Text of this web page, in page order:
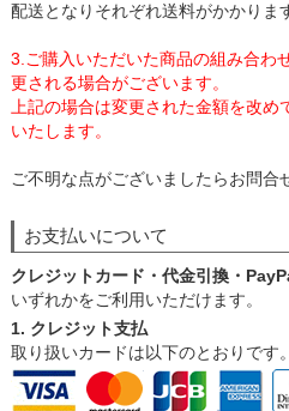
配送となりそれぞれ送料がかかりま
3.ご購入いただいた商品の組み合わ
更される場合がございます。
上記の場合は変更された金額を改
いたします。
ご不明な点がございましたらお問合
お支払いについて
クレジットカード・代金引換・
いずれかをご利用いただけます。
1. クレジット支払
取り扱いカードは以下のとおりです。